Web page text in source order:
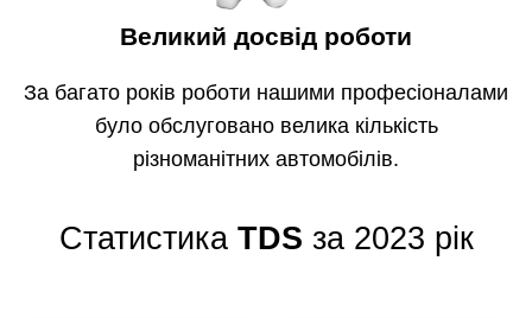
Великий досвід роботи
За багато років роботи нашими професіоналами
було обслуговано велика кількість
різноманітних автомобілів.
Статистика TDS за 2023 рік